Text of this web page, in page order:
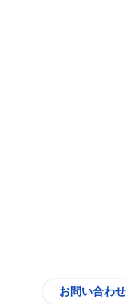
お問い合わせ